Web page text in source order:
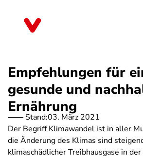
Empfehlungen für
gesunde und
Ernährung
Stand:03. März 2021
Der Begriff Klimawandel ist in aller
die Änderung des Klimas sind
klimaschädlicher Treibhausgase in